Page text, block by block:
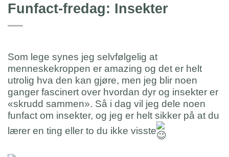
Funfact-fredag: Insekter
Som lege synes jeg selvfølgelig at
menneskekroppen er amazing og det er helt
utrolig hva den kan gjøre, men jeg blir noen
ganger fascinert over hvordan dyr og insekter er
«skrudd sammen». Så i dag vil jeg dele noen
funfact om insekter, og jeg er helt sikker på at du
lærer en ting eller to du ikke visste